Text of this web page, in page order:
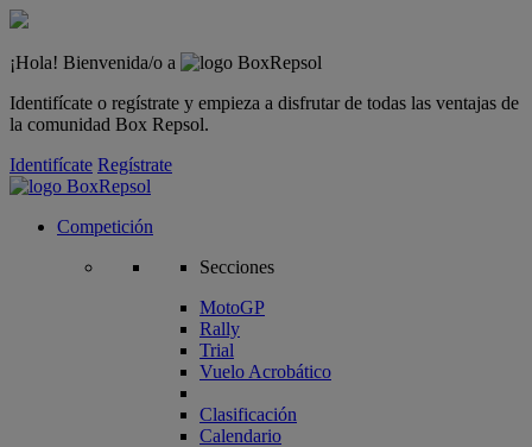
¡Hola! Bienvenida/o a
Identifícate o regístrate y empieza a disfrutar de todas las ventajas de
la comunidad Box Repsol.
Identifícate Regístrate
Competición
Secciones
MotoGP
Rally
Trial
Vuelo Acrobático
Clasificación
Calendario